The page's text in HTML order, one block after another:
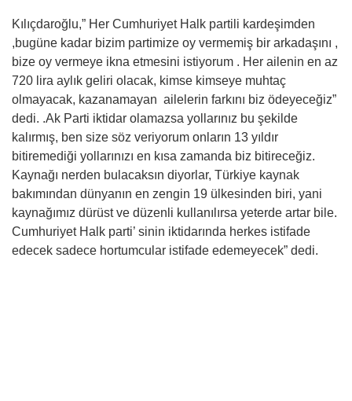
Kılıçdaroğlu,” Her Cumhuriyet Halk partili kardeşimden
,bugüne kadar bizim partimize oy vermemiş bir arkadaşını ,
bize oy vermeye ikna etmesini istiyorum . Her ailenin en az
720 lira aylık geliri olacak, kimse kimseye muhtaç
olmayacak, kazanamayan ailelerin farkını biz ödeyeceğiz”
dedi. .Ak Parti iktidar olamazsa yollarınız bu şekilde
kalırmış, ben size söz veriyorum onların 13 yıldır
bitiremediği yollarınızı en kısa zamanda biz bitireceğiz.
Kaynağı nerden bulacaksın diyorlar, Türkiye kaynak
bakımından dünyanın en zengin 19 ülkesinden biri, yani
kaynağımız dürüst ve düzenli kullanılırsa yeterde artar bile.
Cumhuriyet Halk parti’ sinin iktidarında herkes istifade
edecek sadece hortumcular istifade edemeyecek” dedi.